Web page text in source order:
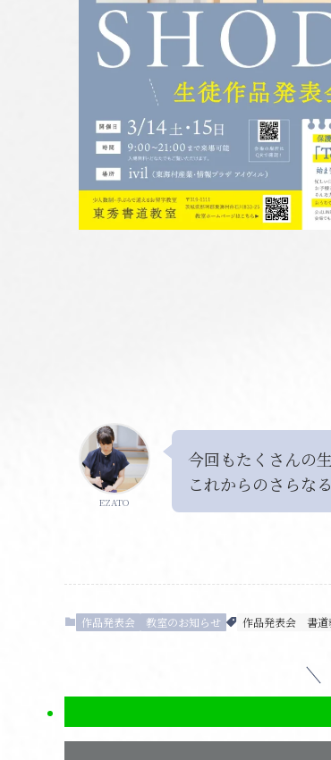
EZATO
今回もたくさんの
これからのさらな
作品発表会 教室のお知らせ 作品発表会 書